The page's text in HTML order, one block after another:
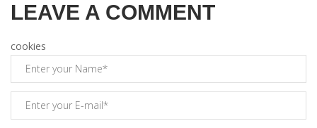
LEAVE A COMMENT
cookies